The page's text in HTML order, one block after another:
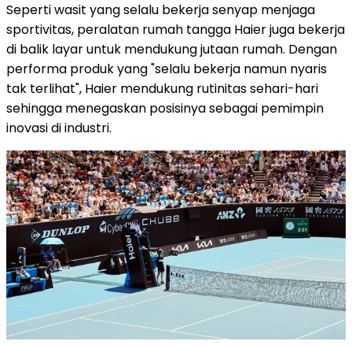
Seperti wasit yang selalu bekerja senyap menjaga
sportivitas, peralatan rumah tangga Haier juga bekerja
di balik layar untuk mendukung jutaan rumah. Dengan
performa produk yang "selalu bekerja namun nyaris
tak terlihat", Haier mendukung rutinitas sehari-hari
sehingga menegaskan posisinya sebagai pemimpin
inovasi di industri.